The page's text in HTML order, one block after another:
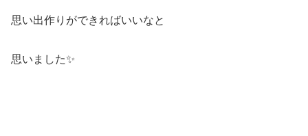
思い出作りができればいいなと
思いました✨